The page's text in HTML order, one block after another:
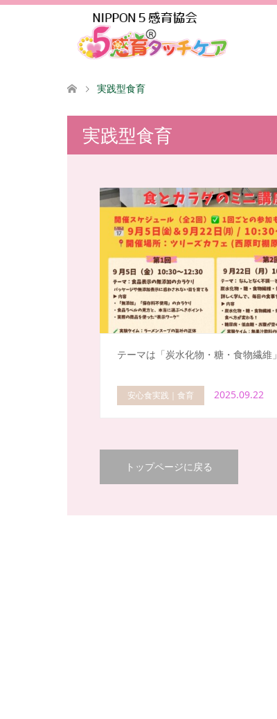
実践型食育
実践型食育
テーマは「炭水化物・糖・食物繊維」
安心食実践｜食育 2025.09.22
トップページに戻る